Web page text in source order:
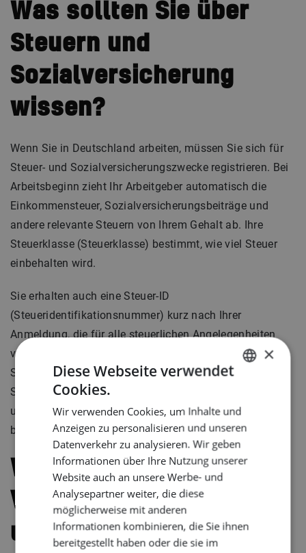
Was sollten Sie über
Steuern und
Sozialversicherung
wissen?
Wenn Sie in Deutschland arbeiten, müssen Sie sich für
Steuer- und Sozialversicherungszwecke registrieren. Bei
Arbeitsbeginn zieht Ihr Arbeitgeber automatisch die
Einkommensteuer, Sozialversicherungsbeiträge und
andere relevante Steuern von Ihrem Gehalt ab. Ihre
Steuerklasse (Steuerklasse) bestimmt, wie viel Steuer
einbehalten wird.
Sie erhalten auch eine Steuer-ID
(Steueridentifikationsnummer) kurz nach Ihrer
Anmeldung, die für alle steuerlichen Angelegenheiten
verwendet wird. Wenn Sie selbstständig sind, müssen
Sie sich beim örtlichen Finanzamt anmelden und Ihre
Steuererklärungen selbst abwickeln. Für einen
umfassenden Leitfaden zu Steuern in Deutschland
besuchen Sie dasBüro für EU-Arbeiter.
Wie melde ich
Versorgungsleistungen
und andere wichtige
ENGLISH
×
Diese Webseite verwendet
Cookies.
Wir verwenden Cookies, um Inhalte und
Anzeigen zu personalisieren und unseren
Datenverkehr zu analysieren. Wir geben
Informationen über Ihre Nutzung unserer
Website auch an unsere Werbe- und
Analysepartner weiter, die diese
möglicherweise mit anderen
Informationen kombinieren, die Sie ihnen
bereitgestellt haben oder die sie im